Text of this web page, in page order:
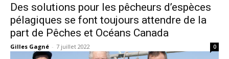
Des solutions pour les pêcheurs d’espèces
pélagiques se font toujours attendre de la
part de Pêches et Océans Canada
Gilles Gagné - 7 juillet 2022 0